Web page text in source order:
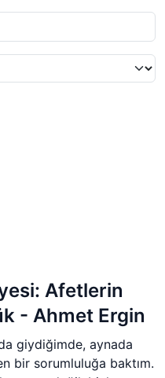
Afetlerin
- Ahmet Ergin
giydiğimde, aynada
bir sorumluluğa baktım.